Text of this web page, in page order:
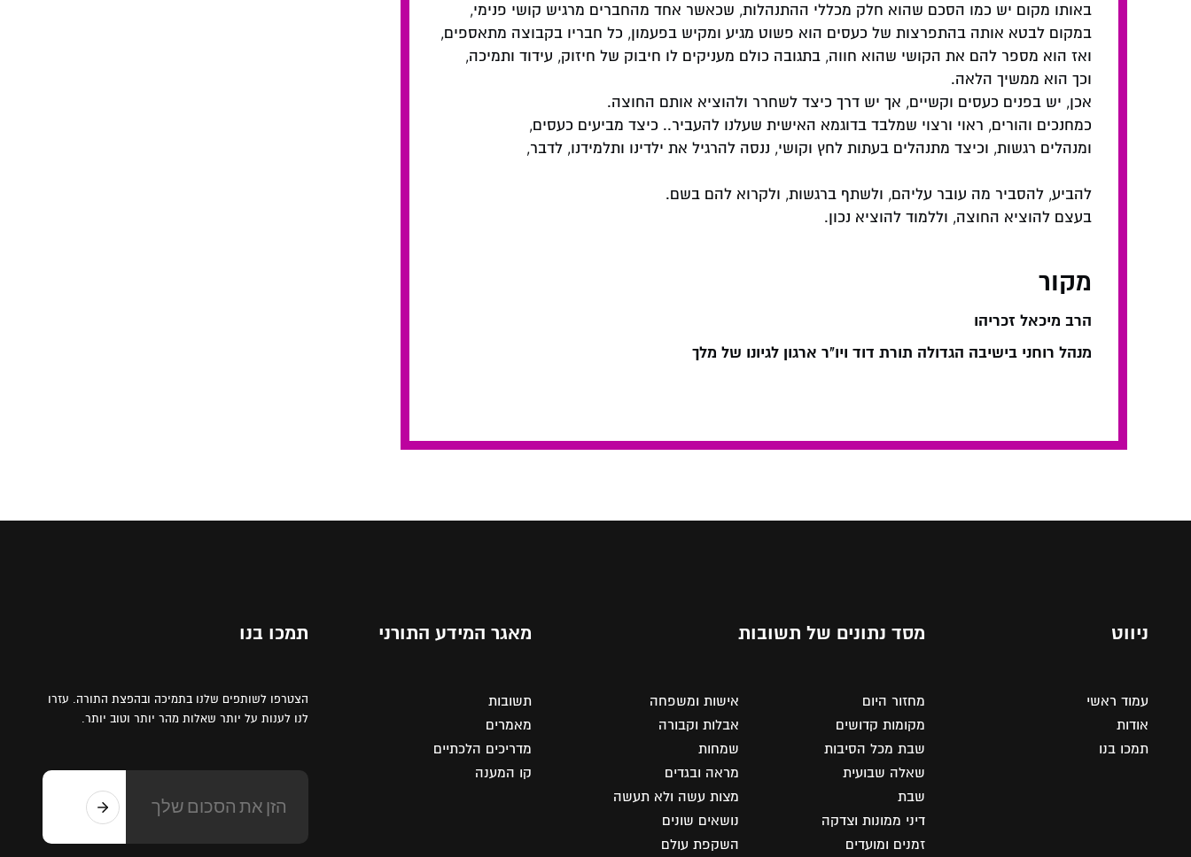
באותו מקום יש כמו הסכם שהוא חלק מכללי ההתנהלות, שכאשר אחד מהחברים מרגיש קושי פנימי,
במקום לבטא אותה בהתפרצות של כעסים הוא פשוט מגיע ומקיש בפעמון, כל חבריו בקבוצה מתאספים,
ואז הוא מספר להם את הקושי שהוא חווה, בתגובה כולם מעניקים לו חיבוק של חיזוק, עידוד ותמיכה,
וכך הוא ממשיך הלאה.
אכן, יש בפנים כעסים וקשיים, אך יש דרך כיצד לשחרר ולהוציא אותם החוצה.
כמחנכים והורים, ראוי ורצוי שמלבד בדוגמא האישית שעלנו להעביר.. כיצד מביעים כעסים,
ומנהלים רגשות, וכיצד מתנהלים בעתות לחץ וקושי, ננסה להרגיל את ילדינו ותלמידנו, לדבר,
להביע, להסביר מה עובר עליהם, ולשתף ברגשות, ולקרוא להם בשם.
בעצם להוציא החוצה, וללמוד להוציא נכון.
מקור
הרב מיכאל זכריהו
מנהל רוחני בישיבה הגדולה תורת דוד ויו"ר ארגון לגיונו של מלך
ניווט
עמוד ראשי
אודות
תמכו בנו
מסד נתונים של תשובות
מחזור היום
מקומות קדושים
שבת מכל הסיבות
שאלה שבועית
שבת
דיני ממונות וצדקה
זמנים ומועדים
אישות ומשפחה
אבלות וקבורה
שמחות
מראה ובגדים
מצות עשה ולא תעשה
נושאים שונים
השקפת עולם
מאגר המידע התורני
תשובות
מאמרים
מדריכים הלכתיים
קו המענה
תמכו בנו
הצטרפו לשותפים שלנו בתמיכה ובהפצת התורה. עזרו
לנו לענות על יותר שאלות מהר יותר וטוב יותר.